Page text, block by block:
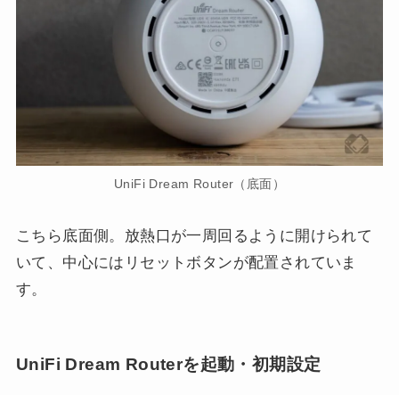
UniFi Dream Router（底面）
こちら底面側。放熱口が一周回るように開けられて
いて、中心にはリセットボタンが配置されていま
す。
UniFi Dream Routerを起動・初期設定